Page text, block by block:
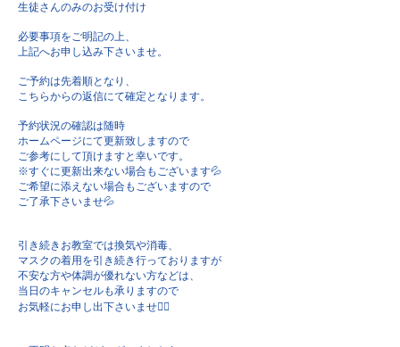
生徒さんのみのお受け付け
必要事項をご明記の上、
上記へお申し込み下さいませ。
ご予約は先着順となり、
こちらからの返信にて確定となります。
予約状況の確認は随時
ホームページにて更新致しますので
ご参考にして頂けますと幸いです。
※すぐに更新出来ない場合もございます💦
ご希望に添えない場合もございますので
ご了承下さいませ💦
引き続きお教室では換気や消毒、
マスクの着用を引き続き行っておりますが
不安な方や体調が優れない方などは、
当日のキャンセルも承りますので
お気軽にお申し出下さいませ🙇‍♀️